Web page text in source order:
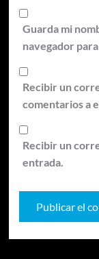
Guarda mi
navegador
Recibir un
comentarios a
Recibir un
entrada.